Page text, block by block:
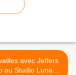
avec Jeffers
au Studio Luna